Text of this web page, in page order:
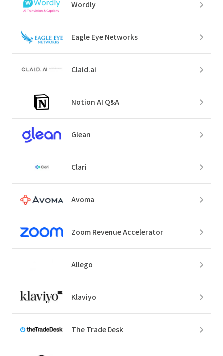
Wordly
Eagle Eye Networks
Claid.ai
Notion AI Q&A
Glean
Clari
Avoma
Zoom Revenue Accelerator
Allego
Klaviyo
The Trade Desk